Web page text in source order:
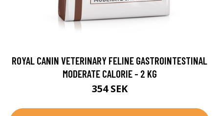
ROYAL CANIN VETERINARY FELINE GASTROINTESTINAL
MODERATE CALORIE - 2 KG
354 SEK